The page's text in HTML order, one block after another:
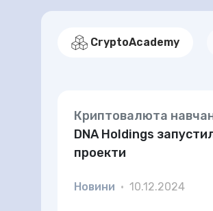
CryptoAcademy
Криптовалюта
DNA Holdings
проекти
Новини • 10.12.2024